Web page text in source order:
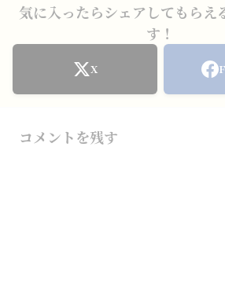
気に入ったらシェアしてもらえ
す！
X
コメントを残す